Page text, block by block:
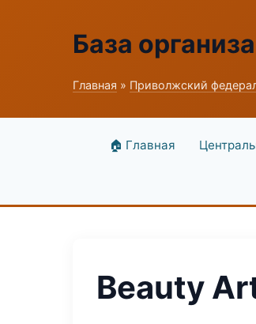
База
Главная » Приволжский
🏠 Главная
Beauty